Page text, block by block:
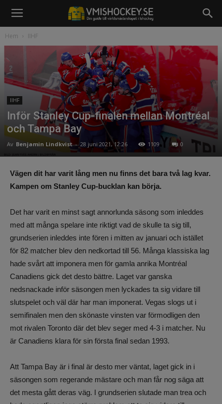
Hem IIHF
IIHF
Inför Stanley Cup-finalen mellan Montréal
och Tampa Bay
Av Benjamin Lindkvist - 28 juni 2021, 12:26 1109 0
Vägen dit har varit lång men nu finns det bara två lag kvar.
Kampen om Stanley Cup-bucklan kan börja.
Det har varit en minst sagt annorlunda säsong som inleddes
med att många spelare inte riktigt vad de skulle ta sig till,
grundserien inleddes inte fören i mitten av januari och istället
för 82 matcher blev den nedkortad till 56. Många klassiska lag
hade svårt att imponera men för gamla anrika Montréal
Canadiens gick det desto bättre. Laget var ganska
nedsnackade inför säsongen men lyckades ta sig vidare till
slutspelet och väl där har man imponerat. Vegas slogs ut i
semifinalen men den skönaste vinsten var förmodligen den
mot rivalen Toronto där det blev seger med 4-3 i matcher. Nu
är Canadiens klara för sin första final sedan 1993.
Att Tampa Bay är i final är desto mer väntat, laget gick in i
säsongen som regerande mästare och man får nog säga att
det mesta gått deras väg. I grundserien slutade man trea och